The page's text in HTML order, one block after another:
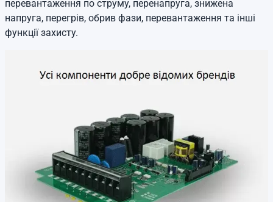
перевантаження по струму, перенапруга, знижена
напруга, перегрів, обрив фази, перевантаження та інші
функції захисту.